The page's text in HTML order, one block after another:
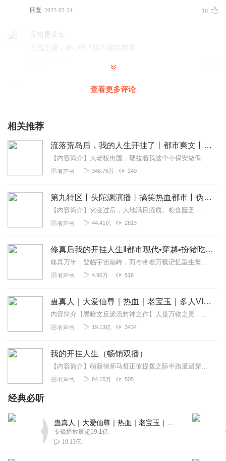
回复 2022-02-24 10
没错是美女
主播主播，有cp吗？固不固定都算
德罗海达
超级喜欢这种类型的小说，主播也非常棒！
听友239569156
好好听，主播大大加油，求更新，求更新
1806285zthd
主播讲的真好听，希望主播多多。
雪莲苁
求更新求更新求更新更新更新
砰然鈊动
这小说很好听，主播不更新了吗？
艳子_ob7
2022-08-25
查看更多评论
相关推荐
流落荒岛后，我的人生开挂了丨都市爽文丨探险求生逆袭
【内容简介】大老板出国，硬拉着我这个小保安做保镖。没想到，一场飞机失事，让我被迫流落荒岛，也彻底改变了我的命运！食物不足，淡水不足，这些都难不倒我！但是看着眼前...
有声书 348.76万 240
第九特区丨头陀渊演播丨搞笑热血都市丨伪戒丨VIP免费多人有声剧
【内容简介】灾变过后，大地满目疮痍。粮食匮乏，资源紧俏，局势混乱……一位从待规划区杀出来的青年，背对着漫天黄沙，孤身来到九区谋生，却不曾想偶然结识三五好友，一念...
有声书 44.41亿 2813
修真后我的开挂人生‖都市现代•穿越▪扮猪吃虎‖免费
修真万年，登临宇宙巅峰，而今带着万载记忆重生繁华都市。这一世，我只求顺心而为，守护所爱之人，弥补前世遗憾。待我重修二十年，可让诸神下黄泉!播音:牧子澄、思凡...
有声书 4.90万 518
蛊真人｜大爱仙尊｜热血｜老宝玉｜多人VIP免费有声剧
内容简介【黑暗文反派流封神之作】人是万物之灵，蛊是天地真精。一个穿越者不断重生的故事。一个养蛊、炼蛊、用蛊的奇特世界。配音组（男角色）老宝玉旁白...
有声书 19.13亿 3434
我的开挂人生（畅销双播）
【内容简介】萌新律师马哲正值提拨之际半路遭遇穿着婚纱的孟瑶“打劫”，本以为是擦肩而过的路人，上天安排的一次次离奇巧合让俩人展开啼笑皆非的爱情之旅……【作者简介】...
有声书 84.15万 505
经典必听
专辑播放量超19.1亿
19.13亿